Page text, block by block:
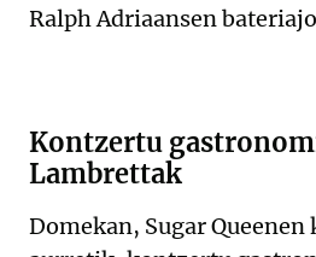
Ralph Adriaansen
Kontzertu
Lambrettak
Domekan, Sugar